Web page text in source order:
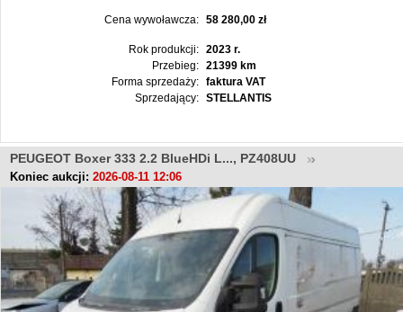
Cena wywoławcza: 58 280,00 zł
Rok produkcji:
2023 r.
Przebieg:
21399 km
Forma sprzedaży:
faktura VAT
Sprzedający:
STELLANTIS
PEUGEOT Boxer 333 2.2 BlueHDi L..., PZ408UU
Koniec aukcji: 2026-08-11 12:06